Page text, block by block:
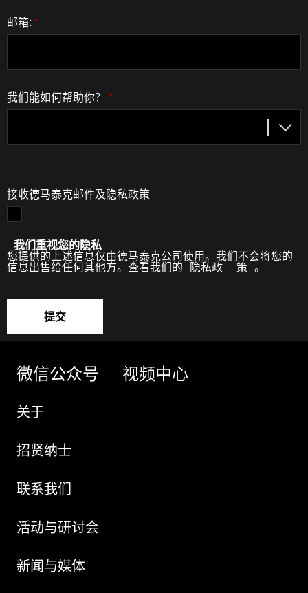
*
邮箱:
*
我们能如何帮助你？
接收德马泰克邮件及隐私政策
我们重视您的隐私
您提供的上述信息仅由德马泰克公司使用。我们不会将您的
信息出售给任何其他方。查看我们的 隐私政 策 。
提交
微信公众号 视频中心
关于
招贤纳士
联系我们
活动与研讨会
新闻与媒体